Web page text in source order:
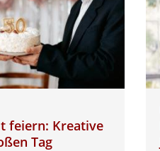
feiern: Kreative
Tag